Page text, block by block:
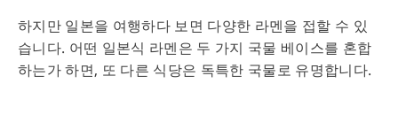
하지만 일본을 여행하다 보면 다양한 라멘을 접할 수 있
습니다. 어떤 일본식 라멘은 두 가지 국물 베이스를 혼합
하는가 하면, 또 다른 식당은 독특한 국물로 유명합니다.